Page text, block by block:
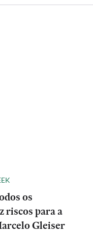
os
riscos para a
Gleiser